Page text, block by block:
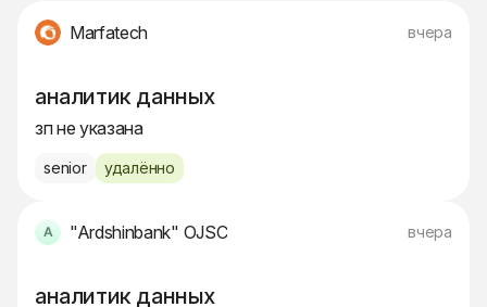
Marfatech вчера
аналитик данных
зп не указана
senior удалённо
"Ardshinbank" OJSC вчера
аналитик данных